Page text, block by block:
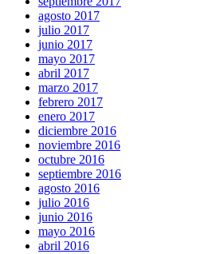
agosto 2017
julio 2017
junio 2017
mayo 2017
abril 2017
marzo 2017
febrero 2017
enero 2017
diciembre 2016
noviembre 2016
octubre 2016
septiembre 2016
agosto 2016
julio 2016
junio 2016
mayo 2016
abril 2016